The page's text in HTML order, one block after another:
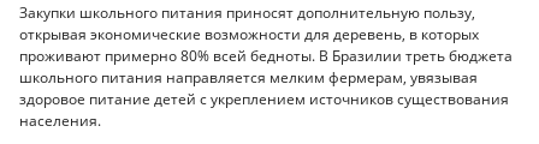
Закупки школьного питания приносят дополнительную пользу,
открывая экономические возможности для деревень, в которых
проживают примерно 80% всей бедноты. В Бразилии треть бюджета
школьного питания направляется мелким фермерам, увязывая
здоровое питание детей с укреплением источников существования
населения.